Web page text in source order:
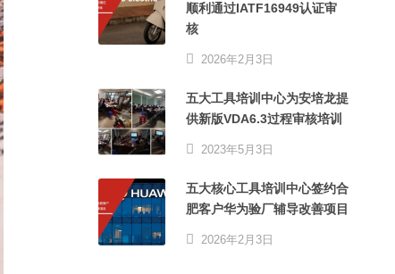
顺利通过IATF16949认证审
核
2026年2月3日
五大工具培训中心为安培龙提
供新版VDA6.3过程审核培训
2023年5月3日
五大核心工具培训中心签约合
肥客户华为验厂辅导改善项目
2026年2月3日